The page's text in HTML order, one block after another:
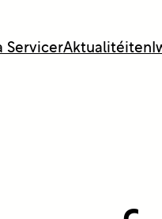
ServicerAktualitéiten